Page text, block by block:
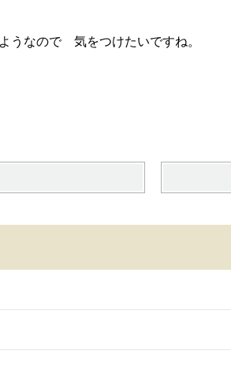
うなので 気をつけたいですね。